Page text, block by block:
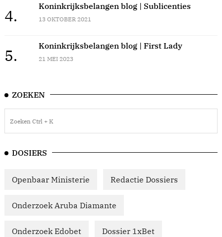
4.
Koninkrijksbelangen blog | Sublicenties
13 OKTOBER 2021
5.
Koninkrijksbelangen blog | First Lady
21 MEI 2023
ZOEKEN
DOSIERS
Openbaar Ministerie Redactie Dossiers
Onderzoek Aruba Diamante
Onderzoek Edobet Dossier 1xBet